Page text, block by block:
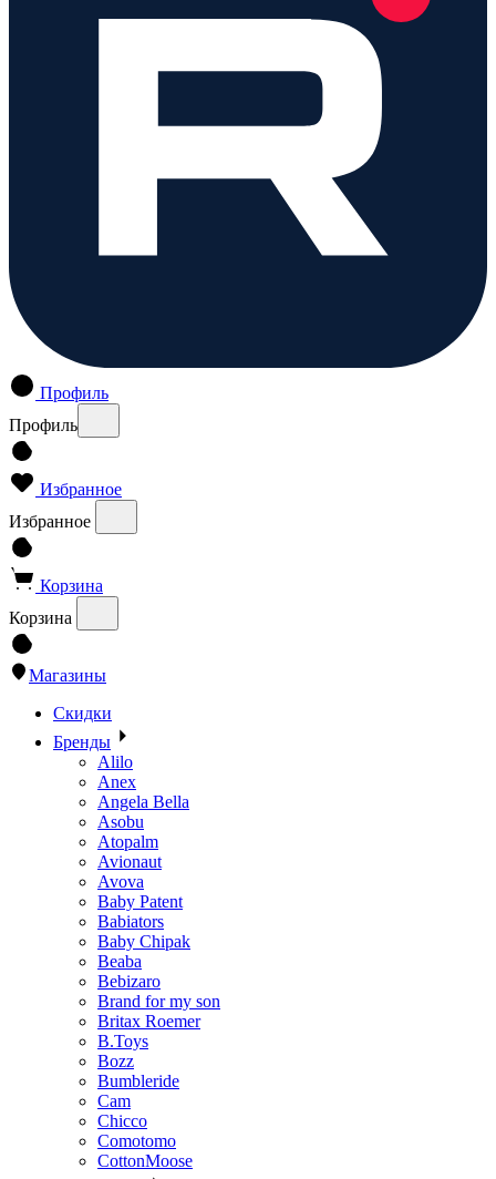
Профиль
Профиль
Избранное
Избранное
Корзина
Корзина
Магазины
Скидки
Бренды
Alilo
Anex
Angela Bella
Asobu
Atopalm
Avionaut
Avova
Baby Patent
Babiators
Baby Chipak
Beaba
Bebizaro
Brand for my son
Britax Roemer
B.Toys
Bozz
Bumbleride
Cam
Chicco
Comotomo
CottonMoose